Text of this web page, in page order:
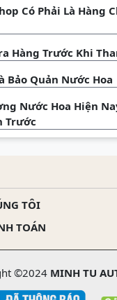
Có Phải Là Hàng
Hàng Trước Khi
Bảo Quản Nước Hoa
Nước Hoa Hiện
Trước
TÔI
TOÁN
©2024 MINH TU